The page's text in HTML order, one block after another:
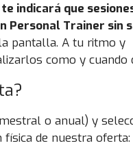
te indicará que
Personal Trainer sin
pantalla. A tu ritmo y
como y cuando
o anual) y
física de nuestra oferta: